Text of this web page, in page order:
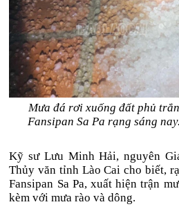
Mưa đá rơi xuống đất phủ
Fansipan Sa Pa rạng sáng
Kỹ sư Lưu Minh Hải, nguyên
Thủy văn tỉnh Lào Cai cho biết,
Fansipan Sa Pa, xuất hiện trận
kèm với mưa rào và dông.